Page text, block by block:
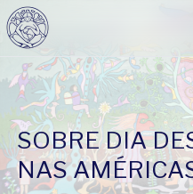
SOBRE DIA
NAS